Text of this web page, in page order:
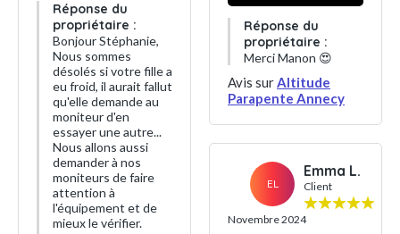
Réponse du
propriétaire :
Bonjour Stéphanie,
Nous sommes
désolés si votre fille a
eu froid, il aurait fallut
qu'elle demande au
moniteur d'en
essayer une autre...
Nous allons aussi
demander à nos
moniteurs de faire
attention à
l'équipement et de
mieux le vérifier.
Réponse du
propriétaire :
Merci Manon 😍
Avis surAltitude
Parapente Annecy
EL
Emma L.
Client
Novembre 2024